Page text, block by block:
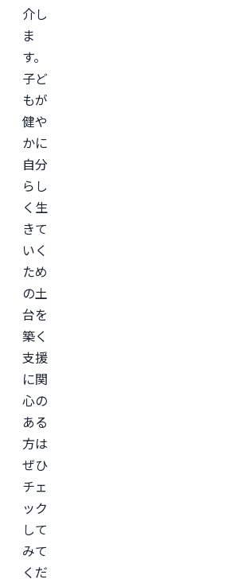
介し
ま
す。
子ど
もが
健や
かに
自分
らし
く生
きて
いく
ため
の土
台を
築く
支援
に関
心の
ある
方は
ぜひ
チェ
ック
して
みて
くだ